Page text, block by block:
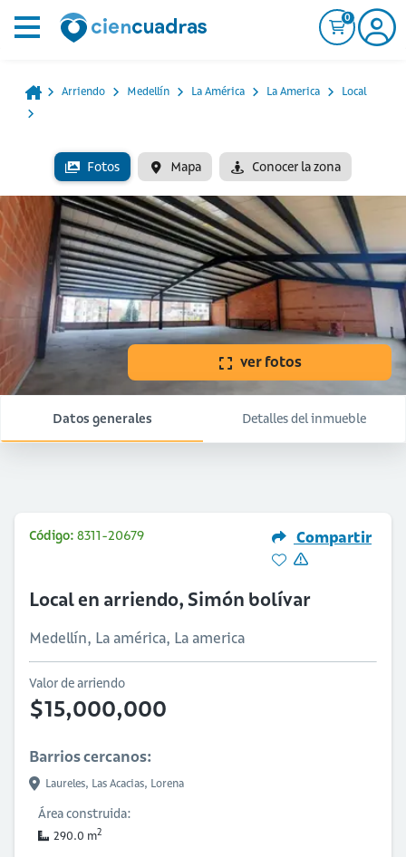
0
Arriendo Medellín La América La America Local
Fotos Mapa Conocer la zona
ver fotos
Datos generales Detalles del inmueble
Código: 8311-20679 Compartir
Local en arriendo, Simón bolívar
Medellín, La américa, La america
Valor de arriendo
$15,000,000
Barrios cercanos:
Laureles, Las Acacias, Lorena
Área construida:
290.0 m2